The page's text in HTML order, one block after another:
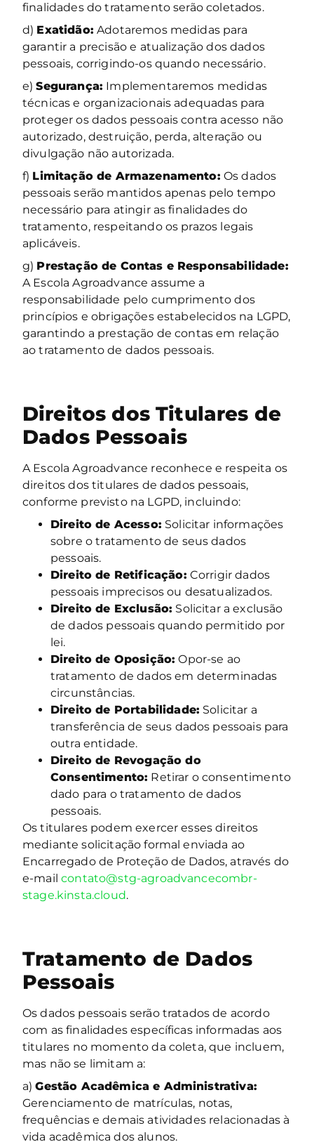
finalidades do tratamento serão coletados.
d) Exatidão: Adotaremos medidas para
garantir a precisão e atualização dos dados
pessoais, corrigindo-os quando necessário.
e)Segurança: Implementaremos medidas
técnicas e organizacionais adequadas para
proteger os dados pessoais contra acesso não
autorizado, destruição, perda, alteração ou
divulgação não autorizada.
f) Limitação de Armazenamento: Os dados
pessoais serão mantidos apenas pelo tempo
necessário para atingir as finalidades do
tratamento, respeitando os prazos legais
aplicáveis.
g) Prestação de Contas e Responsabilidade:
A Escola Agroadvance assume a
responsabilidade pelo cumprimento dos
princípios e obrigações estabelecidos na LGPD,
garantindo a prestação de contas em relação
ao tratamento de dados pessoais.
Direitos dos Titulares de
Dados Pessoais
A Escola Agroadvance reconhece e respeita os
direitos dos titulares de dados pessoais,
conforme previsto na LGPD, incluindo:
Direito de Acesso: Solicitar informações
sobre o tratamento de seus dados
pessoais.
Direito de Retificação: Corrigir dados
pessoais imprecisos ou desatualizados.
Direito de Exclusão: Solicitar a exclusão
de dados pessoais quando permitido por
lei.
Direito de Oposição: Opor-se ao
tratamento de dados em determinadas
circunstâncias.
Direito de Portabilidade: Solicitar a
transferência de seus dados pessoais para
outra entidade.
Direito de Revogação do
Consentimento: Retirar o consentimento
dado para o tratamento de dados
pessoais.
Os titulares podem exercer esses direitos
mediante solicitação formal enviada ao
Encarregado de Proteção de Dados, através do
e-mailcontato@stg-agroadvancecombr-
stage.kinsta.cloud.
Tratamento de Dados
Pessoais
Os dados pessoais serão tratados de acordo
com as finalidades específicas informadas aos
titulares no momento da coleta, que incluem,
mas não se limitam a:
a)Gestão Acadêmica e Administrativa:
Gerenciamento de matrículas, notas,
frequências e demais atividades relacionadas à
vida acadêmica dos alunos.